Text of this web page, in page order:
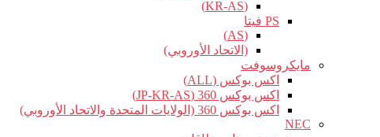
(KR-AS)
PS فيتا
(AS)
(الاتحاد الأوروبي)
مايكروسوفت
اكس بوكس (ALL)
اكس بوكس 360 (JP-KR-AS)
اكس بوكس 360 (الولايات المتحدة والاتحاد الأوروبي)
NEC